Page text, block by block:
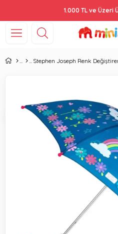
1.000 TL ve Üzeri
Stephen Joseph Renk